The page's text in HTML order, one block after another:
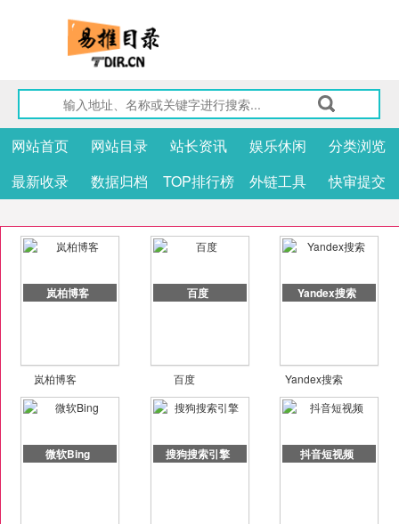
网站首页 网站目录 站长资讯 娱乐休闲
分类浏览
最新收录
数据归档 TOP排行榜 外链工具 快审提交
岚柏博客
岚柏博客
百度
百度
Yandex搜索
Yandex搜索
微软Bing 搜狗搜索引擎 抖音短视频